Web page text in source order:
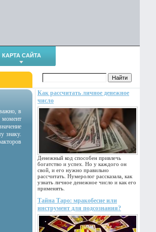
КАРТА САЙТА
Как рассчитать личное денежное
число
Денежный код способен привлечь
богатство и успех. Но у каждого он
свой, и его нужно правильно
рассчитать. Нумеролог рассказала, как
узнать личное денежное число и как его
применять.
Тайна Таро: мракобесие или
инструмент для подсознания?
в
момент
знаку.